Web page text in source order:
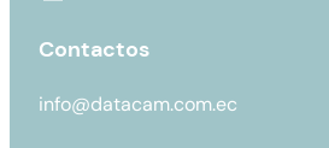
Contactos
info@datacam.com.ec